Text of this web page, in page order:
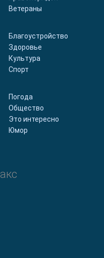
Ветераны
Благоустройство
Здоровье
Культура
Спорт
Погода
Общество
Это интересно
Юмор